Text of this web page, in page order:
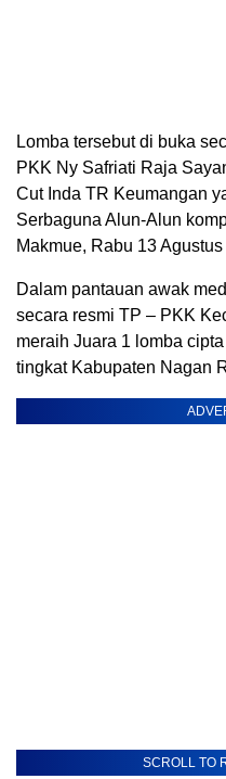
Lomba tersebut di buka
PKK Ny Safriati Raja
Cut Inda TR Keumangan
Serbaguna Alun-Alun
Makmue, Rabu 13
Dalam pantauan awak
secara resmi TP – PKK
meraih Juara 1 lomba
tingkat Kabupaten Nagan
SCROLL TO